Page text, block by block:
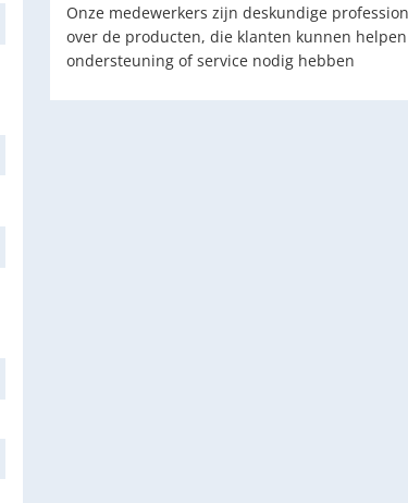
Onze medewerkers zijn deskundige
over de producten, die klanten kunnen
ondersteuning of service nodig hebben